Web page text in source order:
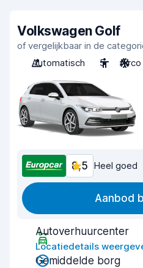
Volkswagen Golf
of vergelijkbaar in de
Automatisch
5 Airco
8,5 Heel goed
Aanbod
Autoverhuurcenter
Locatiedetails
Gemiddelde borg